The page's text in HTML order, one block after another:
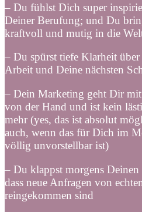
– Du fühlst Dich super
Deiner Berufung; und Du
kraftvoll und mutig in die
– Du spürst tiefe Klarheit
Arbeit und Deine nächsten
– Dein Marketing geht Dir
von der Hand und ist kein
mehr (yes, das ist absolut
auch, wenn das für Dich im
völlig unvorstellbar ist)
– Du klappst morgens
dass neue Anfragen von
reingekommen sind